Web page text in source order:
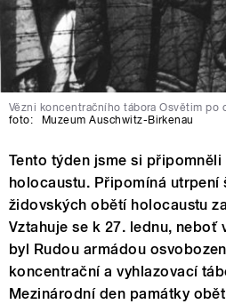
Vězni koncentračního tábora Osvětim po
foto:
Muzeum Auschwitz-Birkenau
Tento týden jsme si
holocaustu. Připomíná utrpení
židovských obětí holocaustu
Vztahuje se k 27. lednu, neboť
byl Rudou armádou
koncentrační a vyhlazovací
Mezinárodní den památky